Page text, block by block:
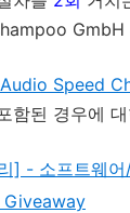
GmbH
Speed
함된 경우에
] - 소프트웨